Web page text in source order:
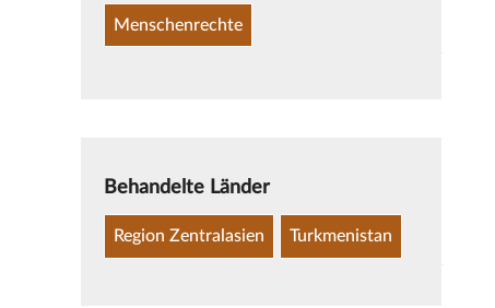
Menschenrechte
Behandelte Länder
Region Zentralasien Turkmenistan